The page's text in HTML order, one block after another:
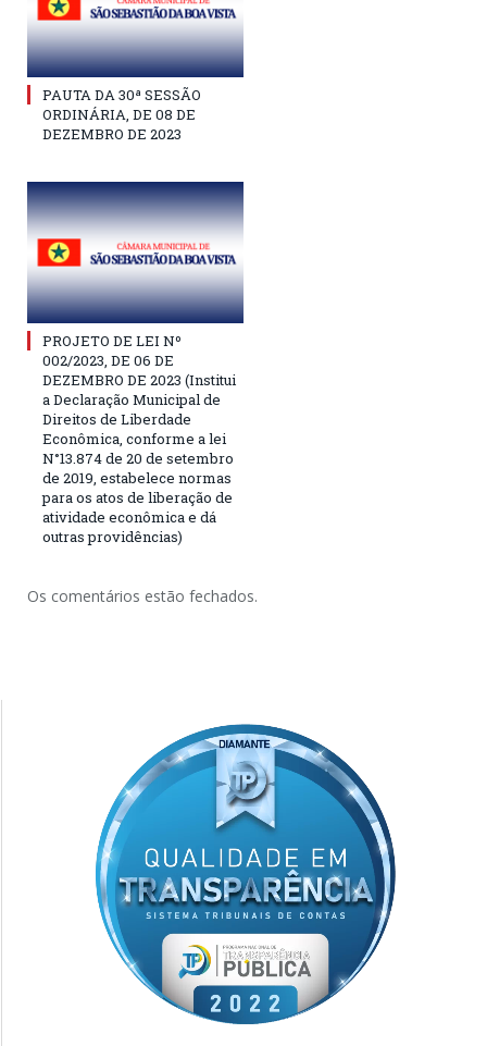
PAUTA DA 30ª SESSÃO
ORDINÁRIA, DE 08 DE
DEZEMBRO DE 2023
PROJETO DE LEI Nº
002/2023, DE 06 DE
DEZEMBRO DE 2023 (Institui
a Declaração Municipal de
Direitos de Liberdade
Econômica, conforme a lei
N°13.874 de 20 de setembro
de 2019, estabelece normas
para os atos de liberação de
atividade econômica e dá
outras providências)
Os comentários estão fechados.